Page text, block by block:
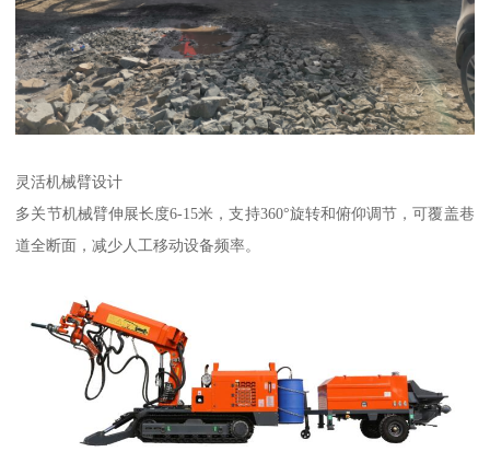
灵活机械臂设计
多关节机械臂伸展长度6-15米，支持360°旋转和俯仰调节，可覆盖巷
道全断面，减少人工移动设备频率。